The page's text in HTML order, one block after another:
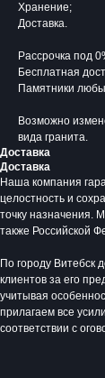
Хранение;
Доставка.
Рассрочка под
Бесплатная
Памятники
Возможно
вида гранита.
Доставка
Доставка
Наша компания
целостность и
точку назначения.
также Российской
По городу Витебск
клиентов за его
учитывая
прилагаем все
соответствии с
Время
Вторник -
Производство
любой